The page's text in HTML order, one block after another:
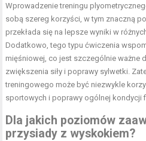
Wprowadzenie treningu
sobą szereg korzyści, w tym znaczną
przekłada się na lepsze wyniki w
Dodatkowo, tego typu ćwiczenia
mięśniowej, co jest szczególnie ważne
zwiększenia siły i poprawy sylwetki.
treningowego może być niezwykle
sportowych i poprawy ogólnej kondycji
Dla jakich poziomów
przysiady z wyskokiem?